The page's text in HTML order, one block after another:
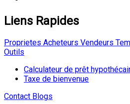
Liens Rapides
Proprietes Acheteurs Vendeurs
Outils
Calculateur de prêt
Taxe de bienvenue
Contact Blogs